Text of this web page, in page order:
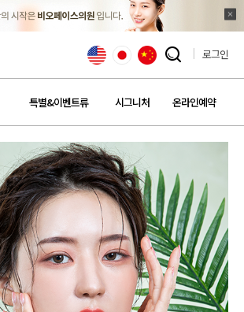
검색창 열기
로그인
특별&이벤트류 시그니처 온라인예약